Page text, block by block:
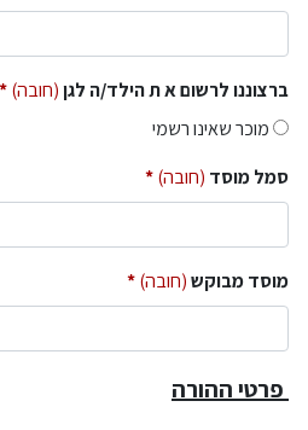
ברצוננו לרשום א ת הילד/ה לגן(חובה)
מוכר שאינו רשמי
סמל מוסד (חובה)
מוסד מבוקש(חובה)
פרטי ההורה